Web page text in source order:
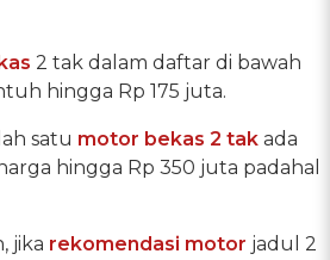
2 tak dalam daftar di bawah
hingga Rp 175 juta.
satu motor bekas 2 tak ada
hingga Rp 350 juta padahal
jika rekomendasi motor jadul 2